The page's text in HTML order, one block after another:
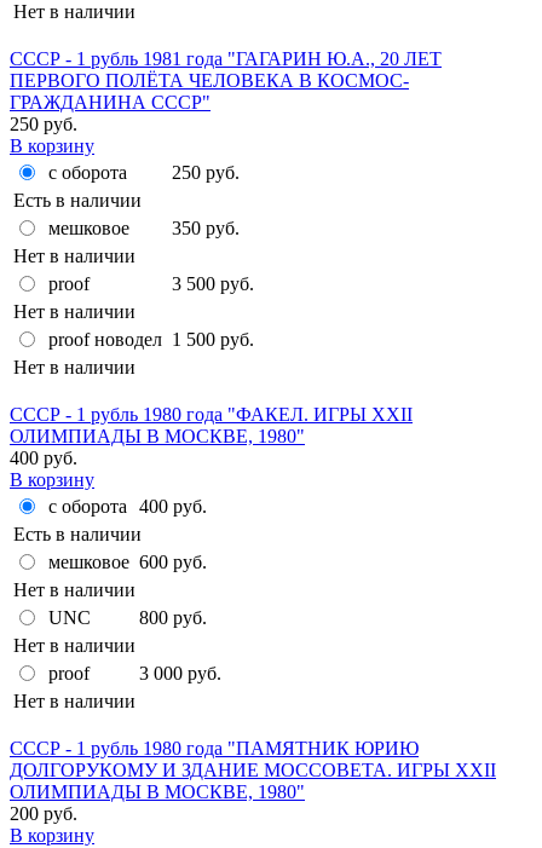
Нет в наличии
СССР - 1 рубль 1981 года "ГАГАРИН Ю.А., 20 ЛЕТ
ПЕРВОГО ПОЛЁТА ЧЕЛОВЕКА В КОСМОС-
ГРАЖДАНИНА СССР"
250 руб.
В корзину
с оборота
250 руб.
Есть в наличии
мешковое
350 руб.
Нет в наличии
proof
3 500 руб.
Нет в наличии
proof новодел 1 500 руб.
Нет в наличии
СССР - 1 рубль 1980 года "ФАКЕЛ. ИГРЫ XXII
ОЛИМПИАДЫ В МОСКВЕ, 1980"
400 руб.
В корзину
с оборота
400 руб.
Есть в наличии
мешковое 600 руб.
Нет в наличии
UNC
800 руб.
Нет в наличии
proof
3 000 руб.
Нет в наличии
СССР - 1 рубль 1980 года "ПАМЯТНИК ЮРИЮ
ДОЛГОРУКОМУ И ЗДАНИЕ МОССОВЕТА. ИГРЫ XXII
ОЛИМПИАДЫ В МОСКВЕ, 1980"
200 руб.
В корзину